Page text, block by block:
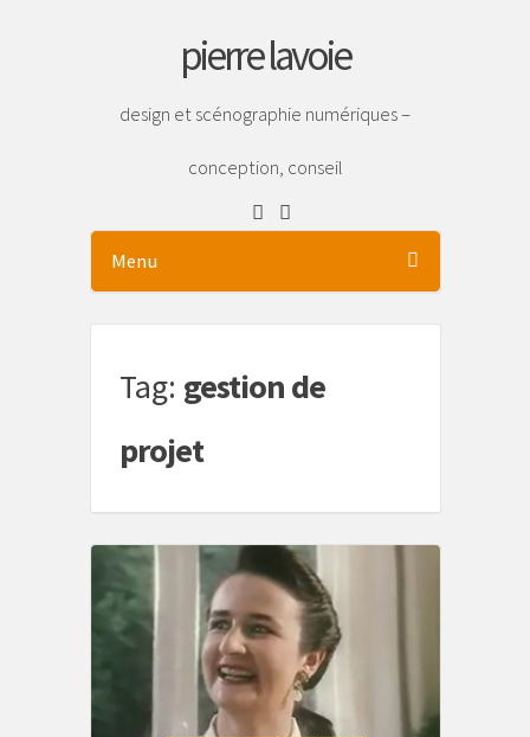
pierre lavoie
design et scénographie numériques –
conception, conseil
Menu
Tag: gestion de
projet